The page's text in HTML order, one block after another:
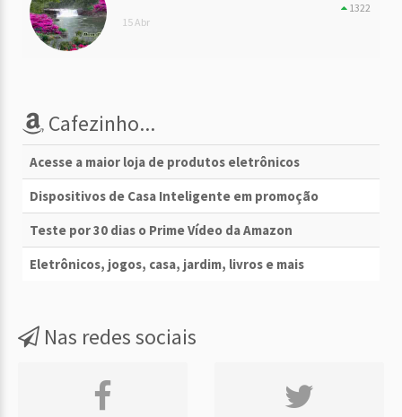
15 Abr
1322
Cafezinho...
Acesse a maior loja de produtos eletrônicos
Dispositivos de Casa Inteligente em promoção
Teste por 30 dias o Prime Vídeo da Amazon
Eletrônicos, jogos, casa, jardim, livros e mais
Nas redes sociais